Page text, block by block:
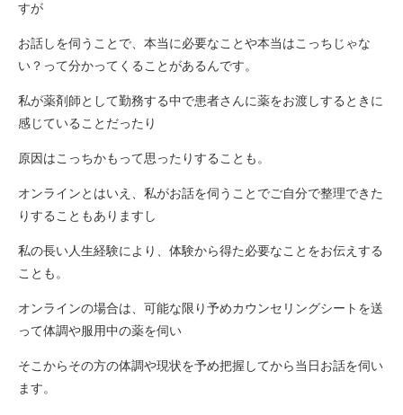
すが
お話しを伺うことで、本当に必要なことや本当はこっちじゃな
い？って分かってくることがあるんです。
私が薬剤師として勤務する中で患者さんに薬をお渡しするときに
感じていることだったり
原因はこっちかもって思ったりすることも。
オンラインとはいえ、私がお話を伺うことでご自分で整理できた
りすることもありますし
私の長い人生経験により、体験から得た必要なことをお伝えする
ことも。
オンラインの場合は、可能な限り予めカウンセリングシートを送
って体調や服用中の薬を伺い
そこからその方の体調や現状を予め把握してから当日お話を伺い
ます。